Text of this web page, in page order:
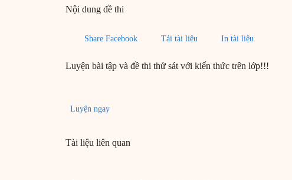
Nội dung đề thi
Share Facebook Tải tài liệu In tài liệu
Luyện bài tập và đề thi thử sát với kiến thức trên lớp!!!
Luyện ngay
Tài liệu liên quan